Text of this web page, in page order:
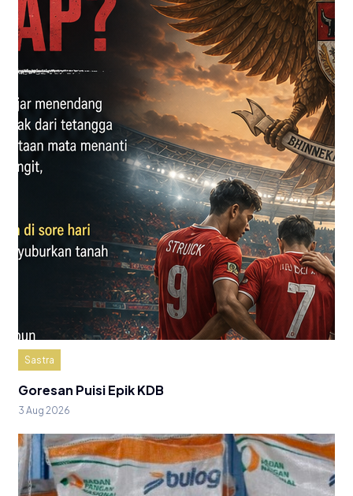
Sastra
Goresan Puisi Epik KDB
3 Aug 2026